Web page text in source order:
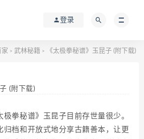
登录
家 > 武林秘籍 > 《太极拳秘谱》玉昆子 (附下载)
(附下载)
极拳秘谱》玉昆子目前存世量很少。
归档和开放式地分享古籍善本，让更